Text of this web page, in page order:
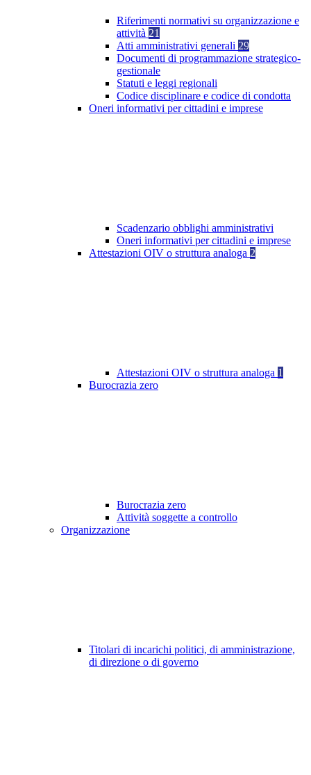
Riferimenti normativi su organizzazione e
attività 21
Atti amministrativi generali 29
Documenti di programmazione strategico-
gestionale
Statuti e leggi regionali
Codice disciplinare e codice di condotta
Oneri informativi per cittadini e imprese
Scadenzario obblighi amministrativi
Oneri informativi per cittadini e imprese
Attestazioni OIV o struttura analoga 2
Attestazioni OIV o struttura analoga 1
Burocrazia zero
Burocrazia zero
Attività soggette a controllo
Organizzazione
Titolari di incarichi politici, di amministrazione,
di direzione o di governo